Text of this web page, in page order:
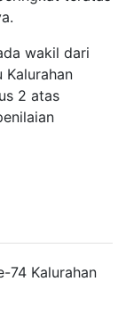
wakil dari
Kalurahan
2 atas